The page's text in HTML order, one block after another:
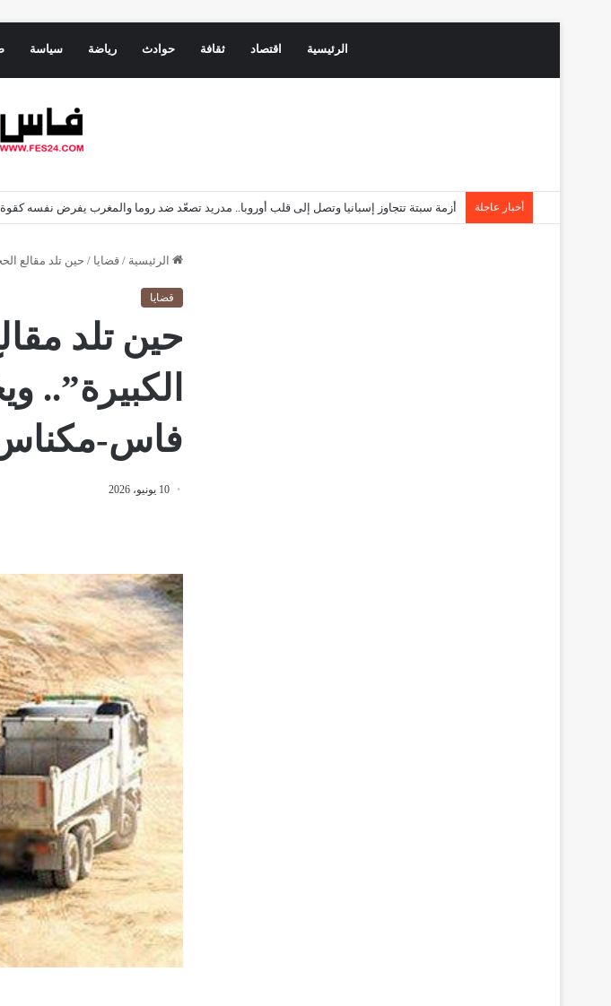
الرئيسية اقتصاد ثقافة حوادث رياضة سياسة
أخبار عاجلة سماسرة البطولة تحت المجهر.. هل أصبح وكلاء المدربين واللاعبين يرسمون خريطة الأندية
الرئيسية / قضايا / حين تلد مقالع
قضايا
حين تلد
الكبيرة”..
فاس-
10 يونيو، 2026